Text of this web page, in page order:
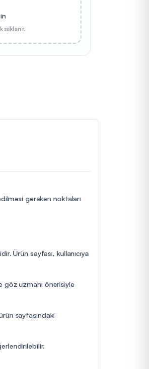
saklanır.
gereken noktaları
Ürün sayfası, kullanıcıya
göz uzmanı önerisiyle
sayfasındaki